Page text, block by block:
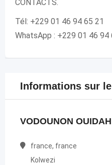
CONTACTS.
Tél: +229 01 46 94 65 21
WhatsApp : +229 01 46 94
Informations sur
VODOUNON OUIDAH
france, france
Kolwezi